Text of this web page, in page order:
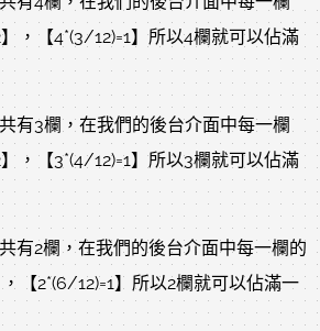
，【4*(3/12)=1】所以4欄就可以佔滿
有3欄，在我們的後台介面中每一欄
，【3*(4/12)=1】所以3欄就可以佔滿
有2欄，在我們的後台介面中每一欄的
【2*(6/12)=1】所以2欄就可以佔滿一